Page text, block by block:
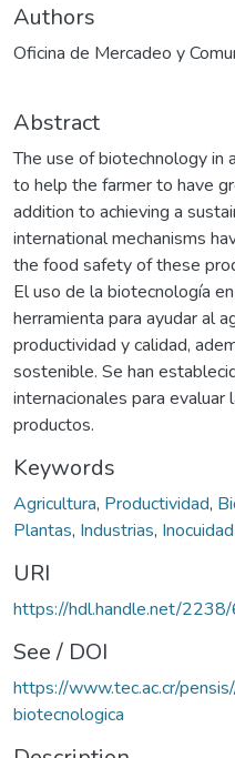
Authors
Oficina de Mercadeo y
Abstract
The use of biotechnology in
to help the farmer to have
addition to achieving a
international mechanisms
the food safety of these
El uso de la biotecnología
herramienta para ayudar al
productividad y calidad,
sostenible. Se han
internacionales para
productos.
Keywords
Agricultura, Productividad,
Plantas, Industrias,
URI
https://hdl.handle.net/
See / DOI
https://www.tec.ac.cr/
biotecnologica